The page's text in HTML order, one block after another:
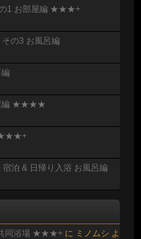
の1 お部屋編 ★★★+
その3 お風呂編
編
屋編 ★★★★
★★★+
宿泊 & 日帰り入浴 お風呂編
共同浴場 ★★★+ に ミノムシ よ